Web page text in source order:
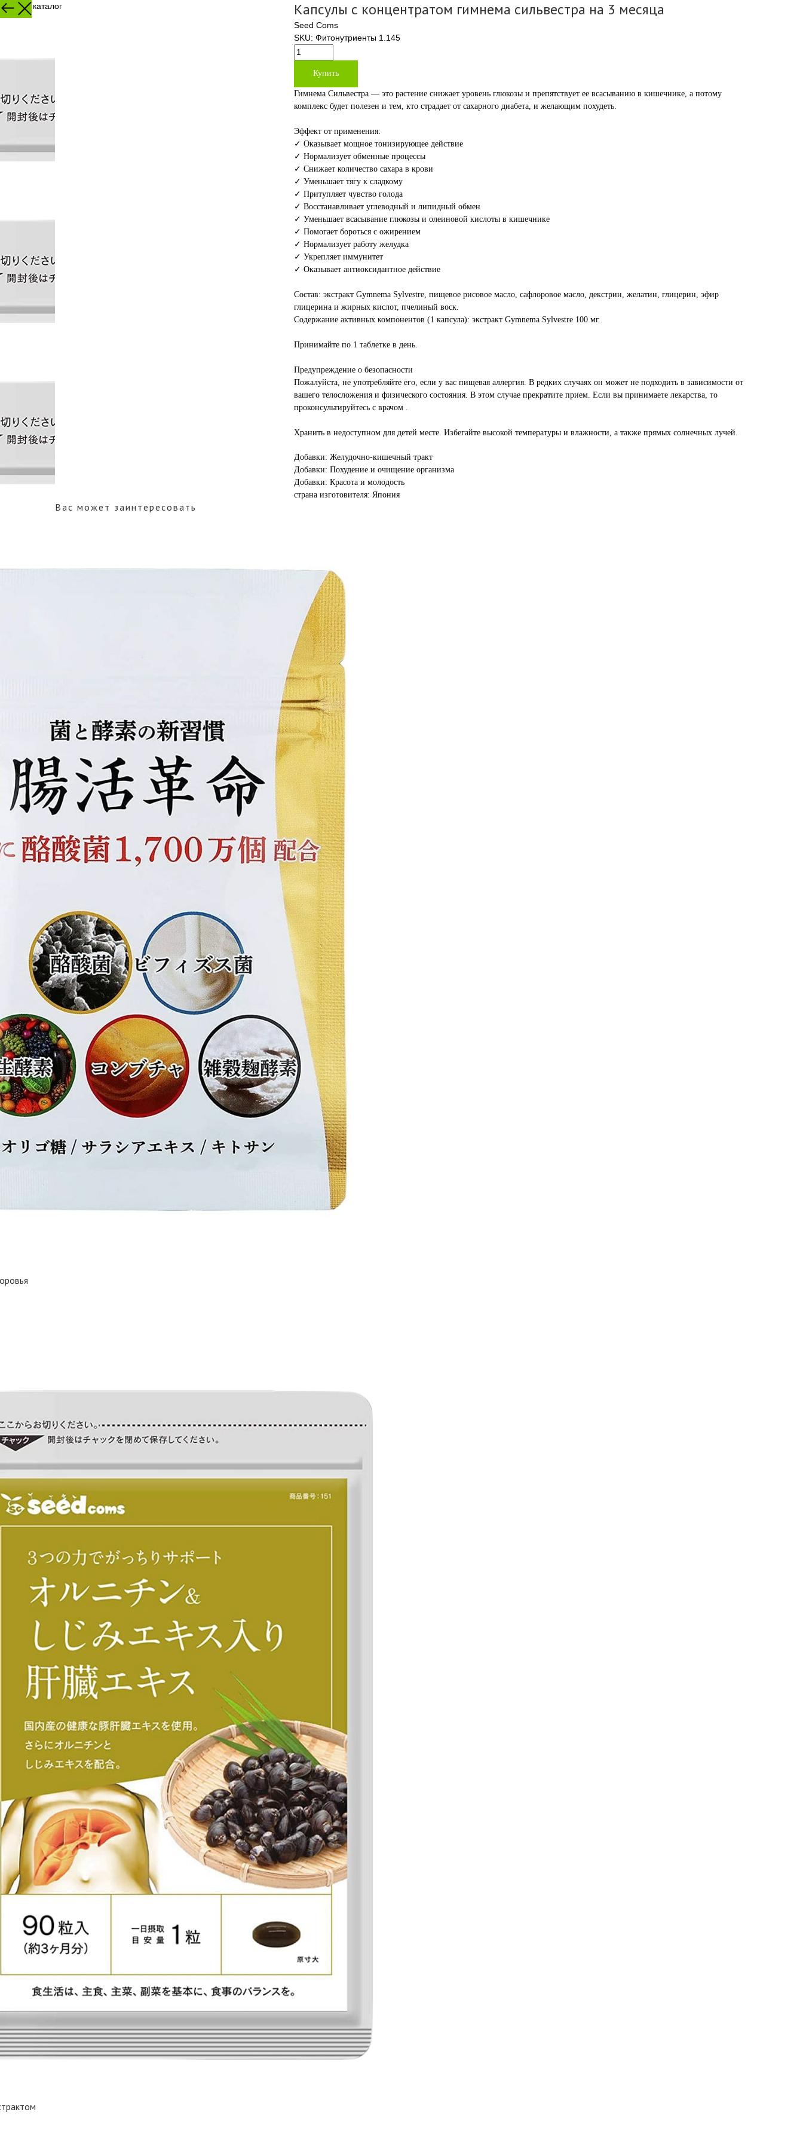
Назад в каталог Капсулы с концентратом гимнема сильвестра на 3 месяца
Seed Coms
SKU: Фитонутриенты 1.145
Купить
Гимнема Сильвестра — это растение снижает уровень глюкозы и препятствует ее всасыванию в кишечнике, а потому
комплекс будет полезен и тем, кто страдает от сахарного диабета, и желающим похудеть.
Эффект от применения:
✓ Оказывает мощное тонизирующее действие
✓ Нормализует обменные процессы
✓ Снижает количество сахара в крови
✓ Уменьшает тягу к сладкому
✓ Притупляет чувство голода
✓ Восстанавливает углеводный и липидный обмен
✓ Уменьшает всасывание глюкозы и олеиновой кислоты в кишечнике
✓ Помогает бороться с ожирением
✓ Нормализует работу желудка
✓ Укрепляет иммунитет
✓ Оказывает антиоксидантное действие
Состав: экстракт Gymnema Sylvestre, пищевое рисовое масло, сафлоровое масло, декстрин, желатин, глицерин, эфир
глицерина и жирных кислот, пчелиный воск.
Содержание активных компонентов (1 капсула): экстракт Gymnema Sylvestre 100 мг.
Принимайте по 1 таблетке в день.
Предупреждение о безопасности
Пожалуйста, не употребляйте его, если у вас пищевая аллергия. В редких случаях он может не подходить в зависимости от
вашего телосложения и физического состояния. В этом случае прекратите прием. Если вы принимаете лекарства, то
проконсультируйтесь с врачом .
Хранить в недоступном для детей месте. Избегайте высокой температуры и влажности, а также прямых солнечных лучей.
Добавки: Желудочно-кишечный тракт
Добавки: Похудение и очищение организма
Добавки: Красота и молодость
страна изготовителя: Япония
Вас может заинтересовать